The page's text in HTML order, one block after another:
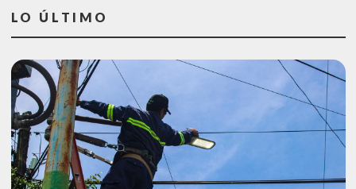
LO ÚLTIMO